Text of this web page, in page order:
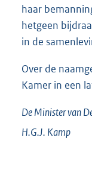
haar
hetgeen
in de
Over de
Kamer in een
De Minister van
H.G.J. Kamp